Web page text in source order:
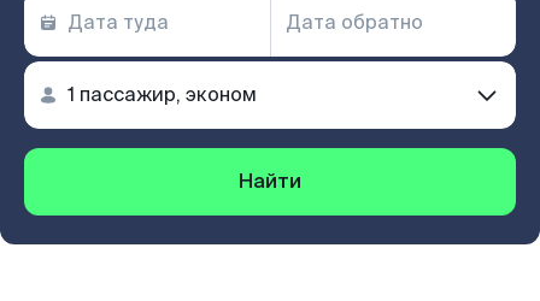
Найти